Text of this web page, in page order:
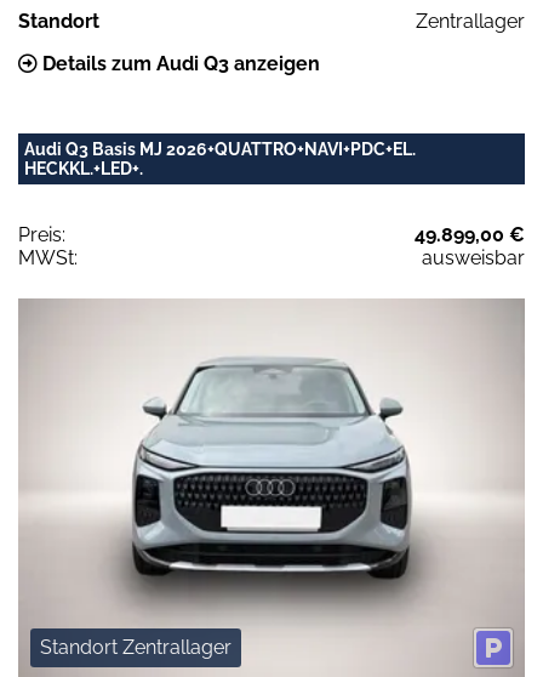
Standort
Zentrallager
Details zum Audi Q3 anzeigen
Audi Q3 Basis MJ 2026+QUATTRO+NAVI+PDC+EL.
HECKKL.+LED+.
Preis:
49.899,00 €
MWSt:
ausweisbar
Standort Zentrallager